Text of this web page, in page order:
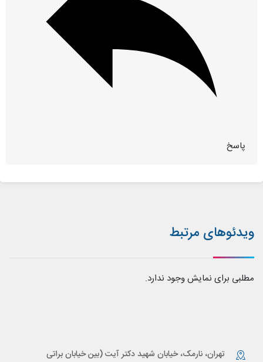
پاسخ
ویدئوهای مرتبط
مطلبی برای نمایش وجود ندارد.
تهران، نارمک، خیابان شهید دکتر آیت (بین خیابان براتی